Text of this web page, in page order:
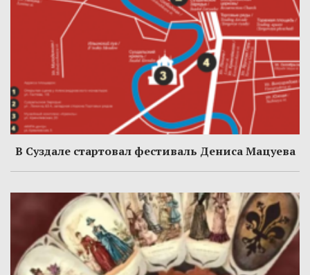
В Суздале стартовал фестиваль Дениса Мацуева